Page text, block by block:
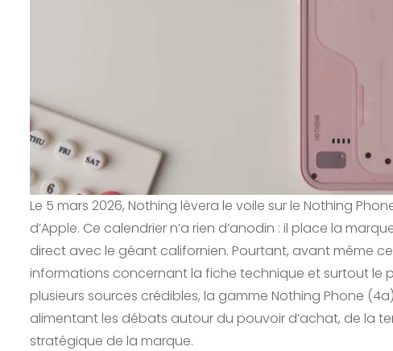
Le 5 mars 2026, Nothing lèvera le voile sur le Nothing
d’Apple. Ce calendrier n’a rien d’anodin : il place la
direct avec le géant californien. Pourtant, avant même
informations concernant la fiche technique et surtout le
plusieurs sources crédibles, la gamme Nothing Phone
alimentant les débats autour du pouvoir d’achat, de la
stratégique de la marque.